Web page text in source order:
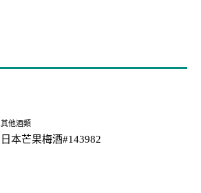
其他酒類
日本芒果梅酒#143982